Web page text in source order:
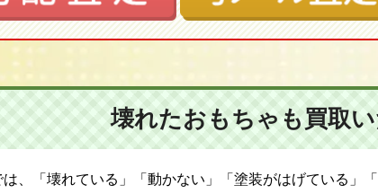
壊れたおもちゃも買取
は、「壊れている」「動かない」「塗装がはげている」